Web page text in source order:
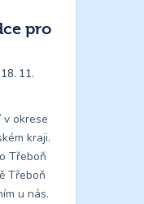
pro
18. 11.
v okrese
kraji.
Třeboň
Třeboň
u nás.